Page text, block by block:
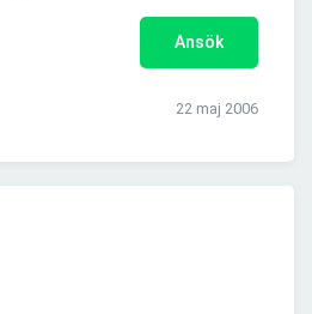
Ansök
22 maj 2006